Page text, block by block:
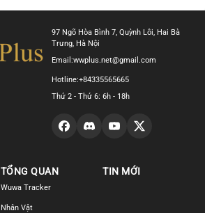
97 Ngõ Hòa Bình 7, Quỳnh Lôi, Hai Bà
Trưng, Hà Nội
Email:wwplus.net@gmail.com
Hotline:+84335565665
Thứ 2 - Thứ 6: 6h - 18h
TỔNG QUAN
Wuwa Tracker
Nhân Vật
TIN MỚI